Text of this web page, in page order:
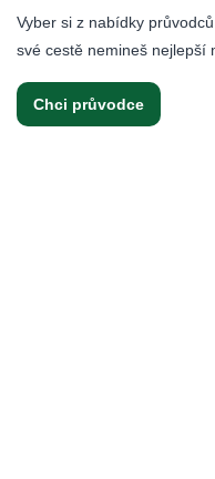
Vyber si z nabídky
své cestě nemineš nejlepší
Chci průvodce